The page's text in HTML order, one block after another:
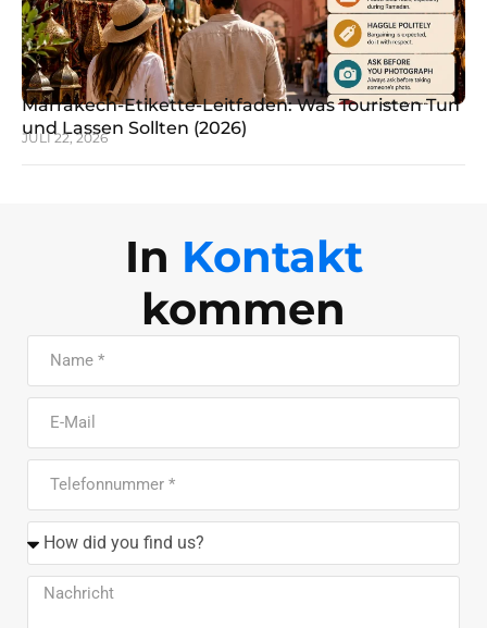
Marrakech-Etikette-Leitfaden: Was Touristen Tun
und Lassen Sollten (2026)
JULI 22, 2026
In Kontakt
kommen